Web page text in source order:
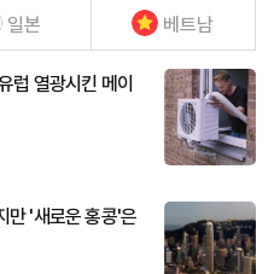
일본 베트남
럽 열광시킨 메이
만 '새로운 홍콩'은